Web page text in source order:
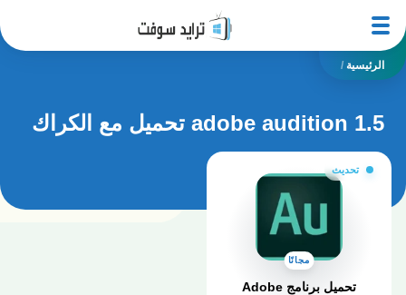
الرئيسية /
adobe audition 1.5 تحميل مع الكراك
تحديث
مجانًا
تحميل برنامج Adobe